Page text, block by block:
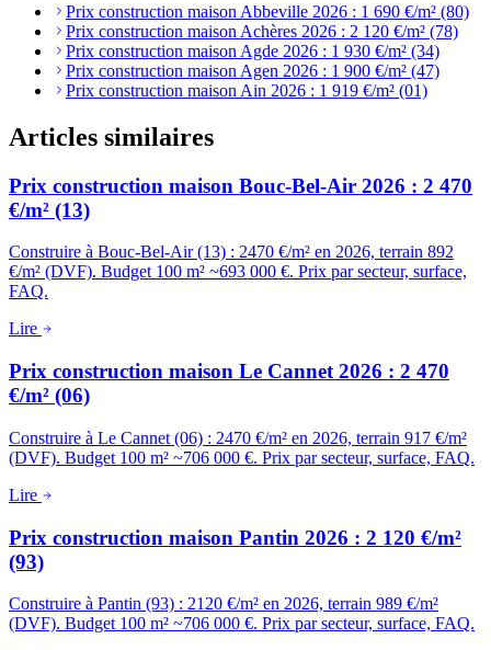
Prix construction maison Abbeville 2026 : 1 690 €/m² (80)
Prix construction maison Achères 2026 : 2 120 €/m² (78)
Prix construction maison Agde 2026 : 1 930 €/m² (34)
Prix construction maison Agen 2026 : 1 900 €/m² (47)
Prix construction maison Ain 2026 : 1 919 €/m² (01)
Articles similaires
Prix construction maison Bouc-Bel-Air 2026 : 2 470
€/m² (13)
Construire à Bouc-Bel-Air (13) : 2470 €/m² en 2026, terrain 892
€/m² (DVF). Budget 100 m² ~693 000 €. Prix par secteur, surface,
FAQ.
Lire
Prix construction maison Le Cannet 2026 : 2 470
€/m² (06)
Construire à Le Cannet (06) : 2470 €/m² en 2026, terrain 917 €/m²
(DVF). Budget 100 m² ~706 000 €. Prix par secteur, surface, FAQ.
Lire
Prix construction maison Pantin 2026 : 2 120 €/m²
(93)
Construire à Pantin (93) : 2120 €/m² en 2026, terrain 989 €/m²
(DVF). Budget 100 m² ~706 000 €. Prix par secteur, surface, FAQ.